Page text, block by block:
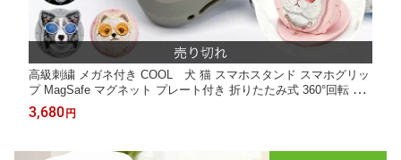
高級刺繍 メガネ付き COOL 犬 猫 スマホスタンド スマホグリッ
プ MagSafe マグネット プレート付き 折りたたみ式 360°回転 磁
石内蔵 簡単着脱 マグセーフ対応 磁力強化 瞬間吸着 縦置き 横置
き ズレにくい 一体式 刺繍 かわいい プレゼント ギフト NIMMY F
3,680 円